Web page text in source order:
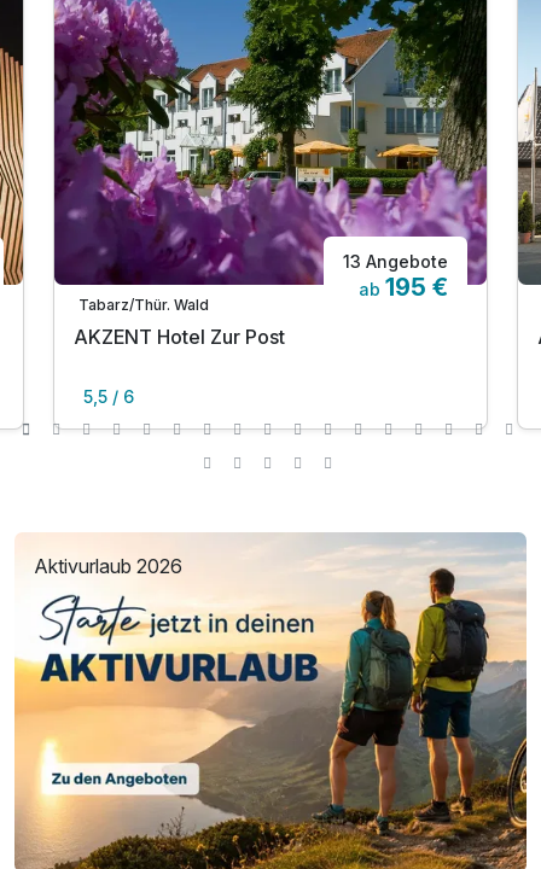
Tabarz/Thür. Wald
13 Angebote
ab 195 €
AKZENT Hotel Zur Post
5,5 / 6
Aktivurlaub 2026